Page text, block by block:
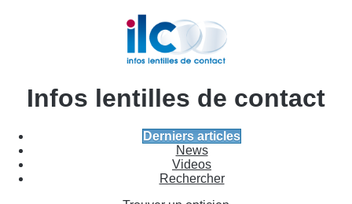
Infos lentilles de contact
Derniers articles
News
Videos
Rechercher